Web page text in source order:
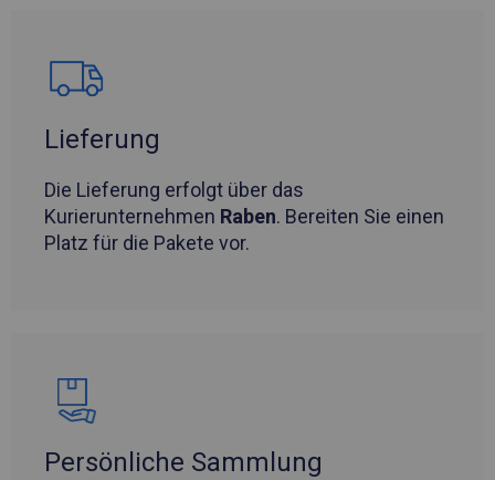
Lieferung
Die Lieferung erfolgt über das
Kurierunternehmen Raben. Bereiten Sie einen
Platz für die Pakete vor.
Persönliche Sammlung